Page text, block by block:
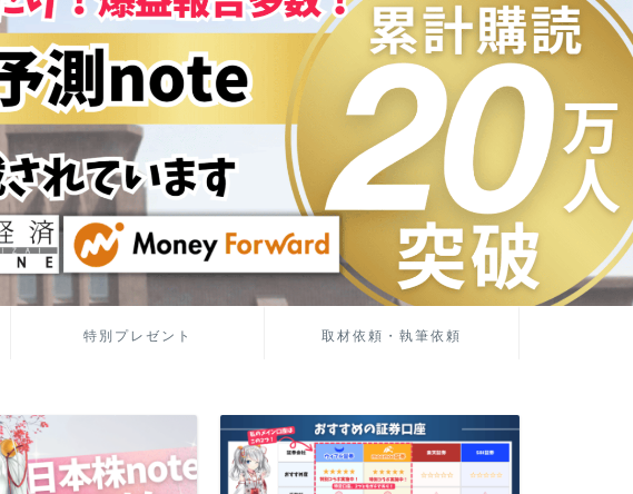
特別プレゼント 取材依頼・執筆依頼